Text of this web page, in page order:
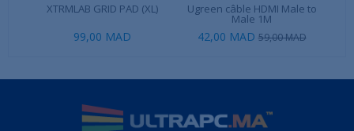
XTRMLAB GRID PAD (XL)
99,00 MAD
Ugreen câble HDMI Male to
Male 1M
42,00 MAD 59,00 MAD